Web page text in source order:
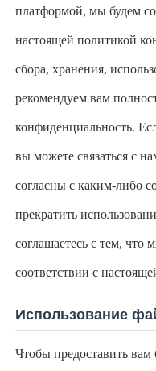
платформой, мы будем
настоящей политикой
сбора, хранения,
рекомендуем вам
конфиденциальность.
вы можете связаться с
согласны с каким-либо
прекратить
соглашаетесь с тем, что
соответствии с
Использование
Чтобы предоставить